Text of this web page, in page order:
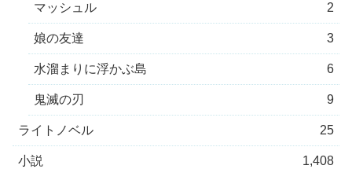
マッシュル 2
娘の友達 3
水溜まりに浮かぶ島 6
鬼滅の刃 9
ライトノベル 25
小説 1,408